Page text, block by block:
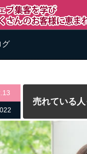
グ
売れている